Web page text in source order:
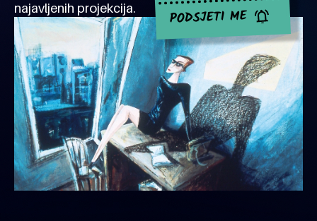
najavljenih projekcija.
PODSJETI ME